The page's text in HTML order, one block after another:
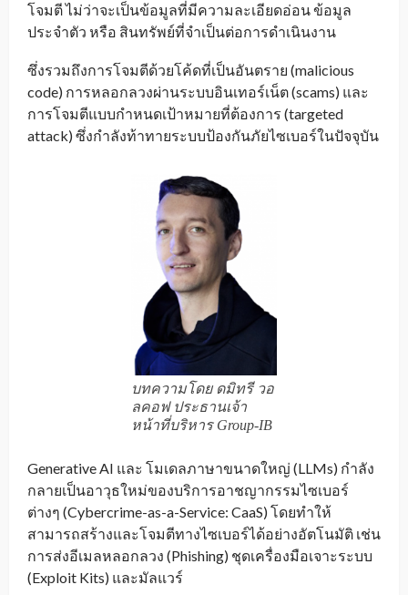
โจมตี ไม่ว่าจะเป็นข้อมูลที่มีความละเอียดอ่อน ข้อมูล
ประจำตัว หรือ สินทรัพย์ที่จำเป็นต่อการดำเนินงาน
ซึ่งรวมถึงการโจมตีด้วยโค้ดที่เป็นอันตราย (malicious
code) การหลอกลวงผ่านระบบอินเทอร์เน็ต (scams) และ
การโจมตีแบบกำหนดเป้าหมายที่ต้องการ (targeted
attack) ซึ่งกำลังท้าทายระบบป้องกันภัยไซเบอร์ในปัจจุบัน
บทความโดย ดมิทรี วอ
ลคอฟ ประธานเจ้า
หน้าที่บริหาร Group-IB
Generative AI และ โมเดลภาษาขนาดใหญ่ (LLMs) กำลัง
กลายเป็นอาวุธใหม่ของบริการอาชญากรรมไซเบอร์
ต่างๆ (Cybercrime-as-a-Service: CaaS) โดยทำให้
สามารถสร้างและโจมตีทางไซเบอร์ได้อย่างอัตโนมัติ เช่น
การส่งอีเมลหลอกลวง (Phishing) ชุดเครื่องมือเจาะระบบ
(Exploit Kits) และมัลแวร์